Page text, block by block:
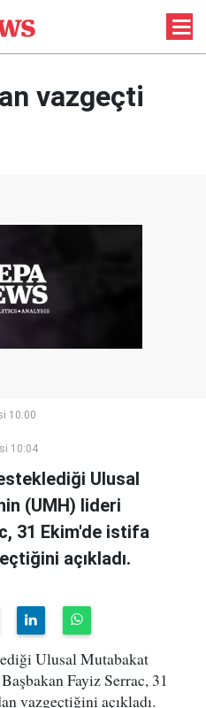
vazgeçti
10:00
10:04
Ulusal
(UMH) lideri
31 Ekim'de istifa
açıkladı.
Ulusal Mutabakat
Fayiz Serrac, 31
vazgeçtiğini açıkladı.